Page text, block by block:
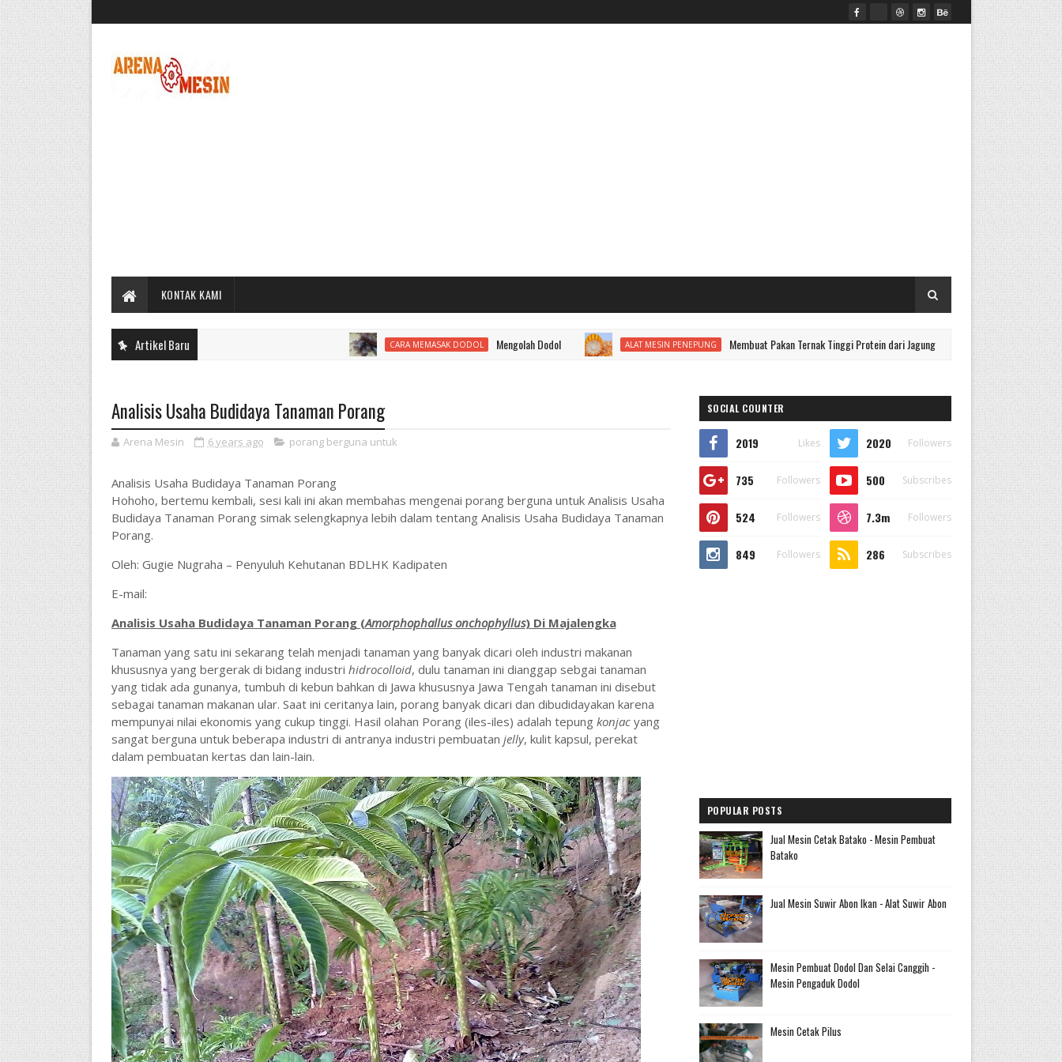
KONTAK KAMI
Artikel Baru CARA MEMASAK DODOL Mengolah Dodol ALAT MESIN PENEPUNG Membuat Pakan Ternak Tinggi Protein dari Jagung BUAH MARKISA Mesin
Analisis Usaha Budidaya Tanaman Porang
Arena Mesin 6 years ago porang berguna untuk
Analisis Usaha Budidaya Tanaman Porang
Hohoho, bertemu kembali, sesi kali ini akan membahas mengenai porang berguna untuk Analisis Usaha
Budidaya Tanaman Porang simak selengkapnya lebih dalam tentang Analisis Usaha Budidaya Tanaman
Porang.
Oleh: Gugie Nugraha – Penyuluh Kehutanan BDLHK Kadipaten
E-mail:
Analisis Usaha Budidaya Tanaman Porang (Amorphophallus onchophyllus) Di Majalengka
Tanaman yang satu ini sekarang telah menjadi tanaman yang banyak dicari oleh industri makanan
khususnya yang bergerak di bidang industri hidrocolloid, dulu tanaman ini dianggap sebgai tanaman
yang tidak ada gunanya, tumbuh di kebun bahkan di Jawa khususnya Jawa Tengah tanaman ini disebut
sebagai tanaman makanan ular. Saat ini ceritanya lain, porang banyak dicari dan dibudidayakan karena
mempunyai nilai ekonomis yang cukup tinggi. Hasil olahan Porang (iles-iles) adalah tepung konjacyang
sangat berguna untuk beberapa industri di antranya industri pembuatan jelly, kulit kapsul, perekat
dalam pembuatan kertas dan lain-lain.
SOCIAL COUNTER
2019 Likes 2020 Followers
735 Followers 500 Subscribes
524 Followers 7.3m Followers
849 Followers 286 Subscribes
POPULAR POSTS
Jual Mesin Cetak Batako - Mesin Pembuat
Batako
Jual Mesin Suwir Abon Ikan - Alat Suwir Abon
Mesin Pembuat Dodol Dan Selai Canggih -
Mesin Pengaduk Dodol
Mesin Cetak Pilus